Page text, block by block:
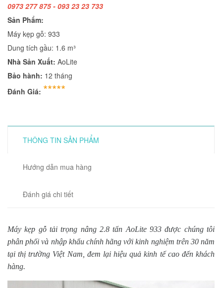
0973 277 875 - 093 23 23 733
Sản Phẩm:
Máy kẹp gỗ: 933
Dung tích gầu: 1.6 m³
Nhà Sản Xuất: AoLite
Bảo hành: 12 tháng
Đánh Giá: *****
THÔNG TIN SẢN PHẨM
Hướng dẫn mua hàng
Đánh giá chi tiết
Máy kẹp gỗ tải trọng nâng 2.8 tấn AoLite 933 được chúng tôi
phân phối và nhập khẩu chính hãng với kinh nghiệm trên 30 năm
tại thị trường Việt Nam, đem lại hiệu quả kinh tế cao đến khách
hàng.